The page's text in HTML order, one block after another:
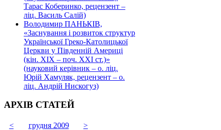
Тарас Коберинко, рецензент –
ліц. Василь Салій)
Володимир ПАНЬКІВ,
«Заснування і розвиток структур
Української Греко-Католицької
Церкви у Південній Америці
(кін. ХІХ – поч. ХХІ ст.)»
(науковий керівник – о. ліц.
Юрій Хамуляк, рецензент – о.
ліц. Андрій Нискогуз)
АРХІВ СТАТЕЙ
< грудня 2009
>